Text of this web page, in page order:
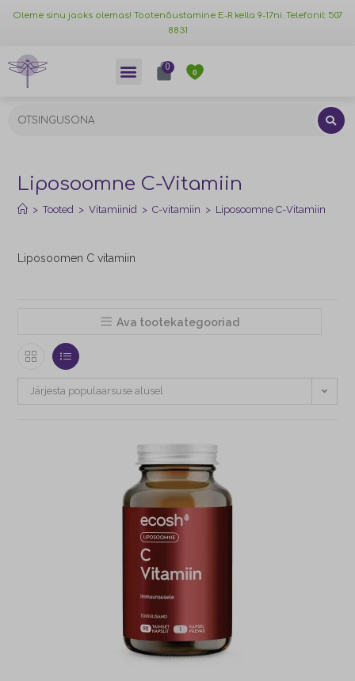
Oleme sinu jaoks olemas! Tootenõustamine E-R kella 9-17ni. Telefonil: 507
8831
0
0
Liposoomne C-Vitamiin
> Tooted > Vitamiinid > C-vitamiin > Liposoomne C-Vitamiin
Liposoomen C vitamiin
Ava tootekategooriad
Järjesta populaarsuse alusel